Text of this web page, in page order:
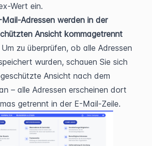
Wert ein.
Adressen werden in der
Ansicht kommagetrennt
Um zu überprüfen, ob alle Adressen
wurden, schauen Sie sich
Ansicht nach dem
– alle Adressen erscheinen dort
getrennt in der E-Mail-Zeile.